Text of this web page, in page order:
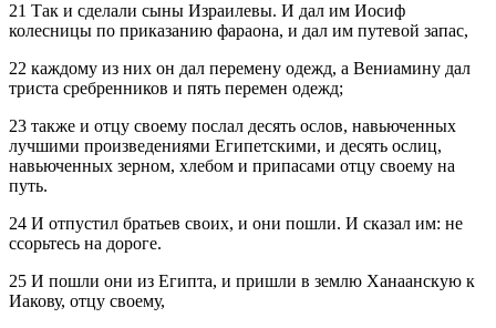
21 Так и сделали сыны Израилевы. И дал им Иосиф
колесницы по приказанию фараона, и дал им путевой запас,
22 каждому из них он дал перемену одежд, а Вениамину дал
триста сребренников и пять перемен одежд;
23 также и отцу своему послал десять ослов, навьюченных
лучшими произведениями Египетскими, и десять ослиц,
навьюченных зерном, хлебом и припасами отцу своему на
путь.
24 И отпустил братьев своих, и они пошли. И сказал им: не
ссорьтесь на дороге.
25 И пошли они из Египта, и пришли в землю Ханаанскую к
Иакову, отцу своему,